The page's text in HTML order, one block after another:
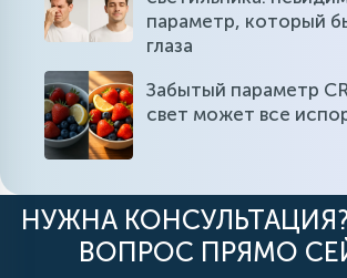
параметр, который
глаза
Забытый параметр
свет может все
НУЖНА
ВОПРОС ПРЯМО